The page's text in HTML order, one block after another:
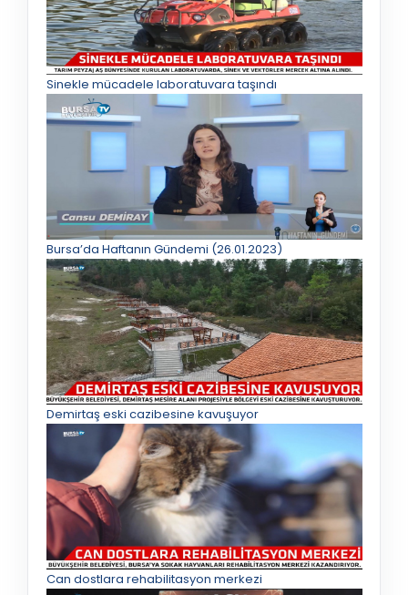
Sinekle mücadele laboratuvara taşındı
Bursa’da Haftanın Gündemi (26.01.2023)
Demirtaş eski cazibesine kavuşuyor
Can dostlara rehabilitasyon merkezi